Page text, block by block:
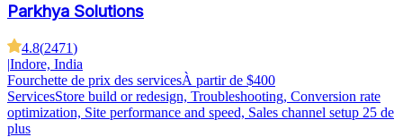
Parkhya Solutions
4.8(2471)
|Indore, India
Fourchette de prix des servicesÀ partir de $400
ServicesStore build or redesign, Troubleshooting, Conversion rate
optimization, Site performance and speed, Sales channel setup 25 de
plus